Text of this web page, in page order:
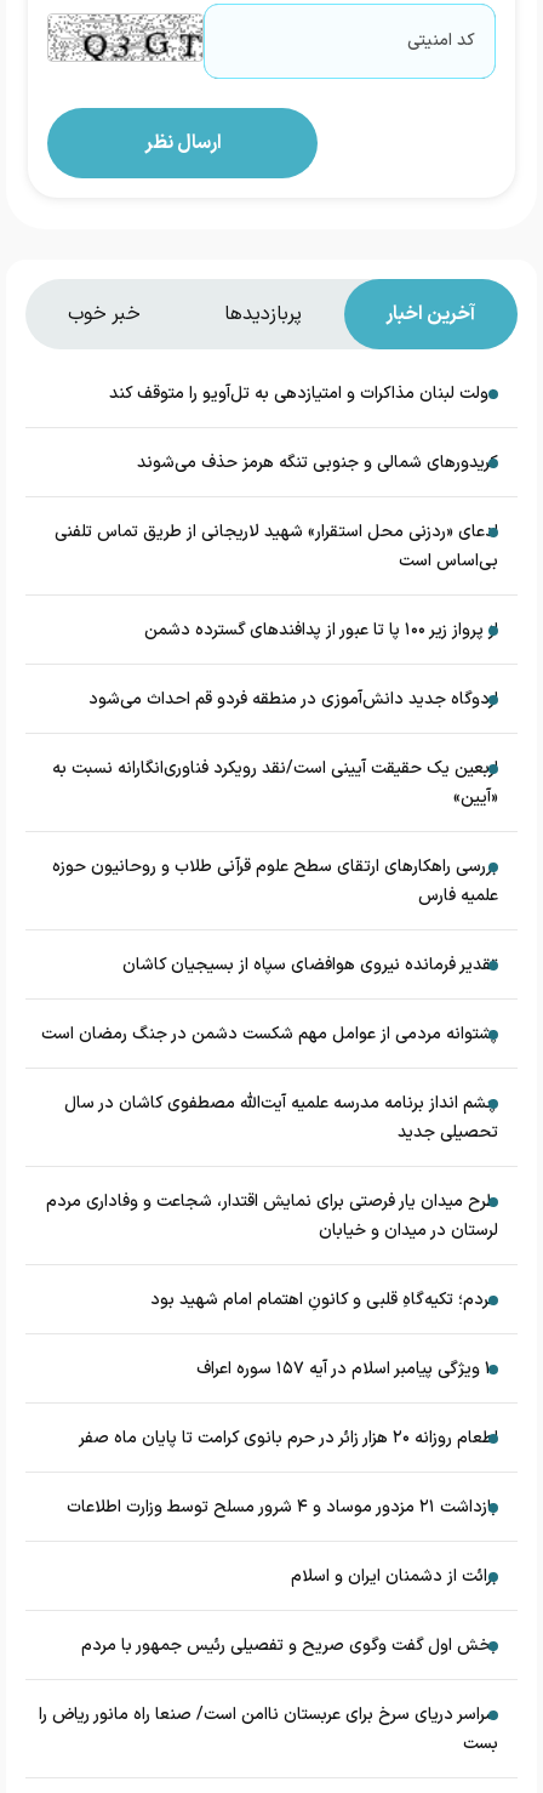
آخرین اخبار پربازدیدها خبر خوب
دولت لبنان مذاکرات و امتیازدهی به تل‌آویو را متوقف کند
کریدورهای شمالی و جنوبی تنگه هرمز حذف می‌شوند
ادعای «ردزنی محل استقرار» شهید لاریجانی از طریق تماس تلفنی
بی‌اساس است
از پرواز زیر ۱۰۰ پا تا عبور از پدافند‌های گسترده دشمن
اردوگاه جدید دانش‌آموزی در منطقه فردو قم احداث می‌شود
اربعین یک حقیقت آیینی است/نقد رویکرد فناوری‌انگارانه نسبت به
«آیین»
بررسی راهکارهای ارتقای سطح علوم قرآنی طلاب و روحانیون حوزه
علمیه فارس
تقدیر فرمانده نیروی هوافضای سپاه از بسیجیان کاشان
پشتوانه مردمی از عوامل مهم شکست دشمن در جنگ رمضان است
چشم‌ انداز برنامه مدرسه علمیه آیت‌الله مصطفوی کاشان در سال
تحصیلی جدید
طرح میدان یار فرصتی برای نمایش اقتدار، شجاعت و وفاداری مردم
لرستان در میدان و خیابان
مردم؛ تکیه‌گاهِ قلبی و کانونِ اهتمام امام شهید بود
۱۰ ویژگی پیامبر اسلام در آیه ۱۵۷ سوره اعراف
اطعام روزانه ۲۰ هزار زائر در حرم بانوی کرامت تا پایان ماه صفر
بازداشت ۲۱ مزدور موساد و ۴ شرور مسلح توسط وزارت اطلاعات
برائت از دشمنان ایران و اسلام
بخش اول گفت وگوی صریح و تفصیلی رئیس جمهور با مردم
سراسر دریای سرخ برای عربستان ناامن است/ صنعا راه مانور ریاض را
بست